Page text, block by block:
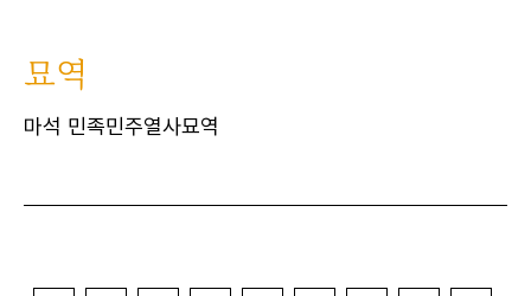
묘역
마석 민족민주열사묘역